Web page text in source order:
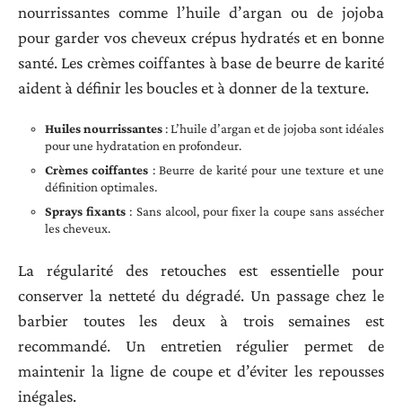
nourrissantes comme l’huile d’argan ou de jojoba
pour garder vos cheveux crépus hydratés et en bonne
santé. Les crèmes coiffantes à base de beurre de karité
aident à définir les boucles et à donner de la texture.
Huiles nourrissantes: L’huile d’argan et de jojoba sont idéales
pour une hydratation en profondeur.
Crèmes coiffantes : Beurre de karité pour une texture et une
définition optimales.
Sprays fixants : Sans alcool, pour fixer la coupe sans assécher
les cheveux.
La régularité des retouches est essentielle pour
conserver la netteté du dégradé. Un passage chez le
barbier toutes les deux à trois semaines est
recommandé. Un entretien régulier permet de
maintenir la ligne de coupe et d’éviter les repousses
inégales.